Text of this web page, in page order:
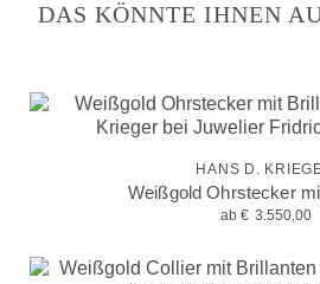
DAS KÖNNTE IHNEN
HANS D.
Weißgold Ohrstecker
ab € 3.550,00